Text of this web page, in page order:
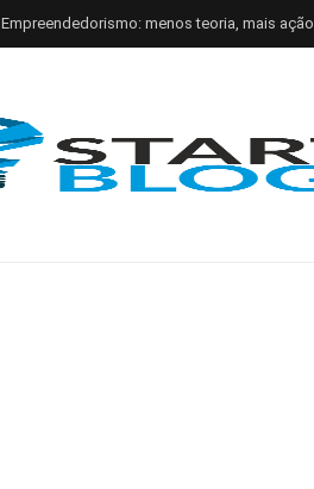
Empreendedorismo: menos teoria, mais ação